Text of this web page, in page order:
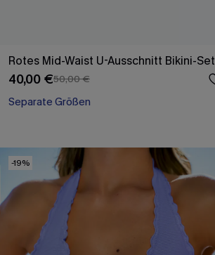
Rotes Mid-Waist U-Ausschnitt Bikini-Set
40,00 €50,00 €
Separate Größen
-19%